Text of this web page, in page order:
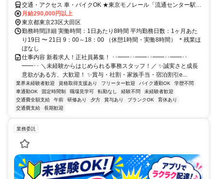
交通・アクセス 車・バイクOK ★東京モノレール「流通センター駅」
徒歩20分／JR「大森駅」「品川駅」、京急「平和島駅」よりバス有
月給290,000円以上
東京都東京23区大田区
勤務時間詳細 実働時間：1日あたり8時間 平均勤務日数：1ヶ月あた
り19日 〜 21日 9：00～18：00 （休憩1時間・実働8時間） ＊残業ほ
ぼなし
仕事内容 新着求人！正社員募集！ ･･━━･･━━･･━━･･━━･･
━━･･ ＼未経験からはじめられる事務スタッフ！／ ✨誠実さと成長
意欲がある方、大歓迎！ ✨賞与・社割・家族手当・宿泊割引e...
業界未経験者歓迎 資格取得支援あり フリーター歓迎 バイク通勤OK
学歴不問
車通勤OK
固定時間制 職場見学可 転勤なし 経験不問
未経験者歓迎
交通費全額支給
午前 研修あり 夕方 賞与あり ブランクOK
育休あり
交通費支給
長期歓迎
業務委託